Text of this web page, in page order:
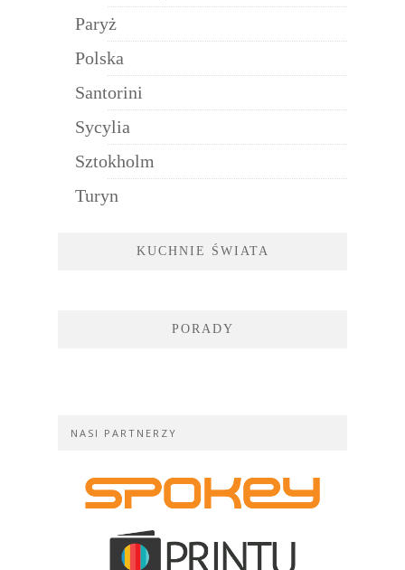
Paryż
Polska
Santorini
Sycylia
Sztokholm
Turyn
KUCHNIE ŚWIATA
PORADY
NASI PARTNERZY